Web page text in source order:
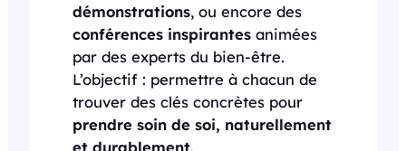
démonstrations, ou encore des
conférences inspirantes animées
par des experts du bien-être.
L’objectif : permettre à chacun de
trouver des clés concrètes pour
prendre soin de soi, naturellement
et durablement.